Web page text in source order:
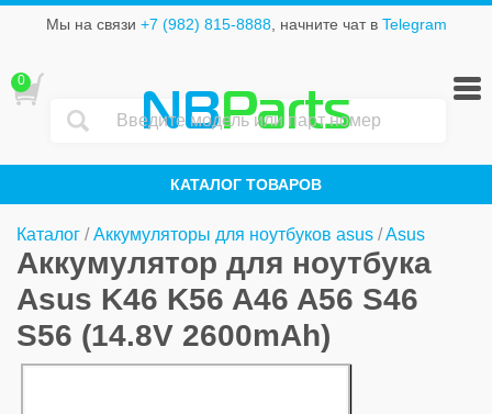
Мы на связи +7 (982) 815-8888, начните чат в Telegram
NBParts
КАТАЛОГ ТОВАРОВ
0
Каталог /Аккумуляторы для ноутбуков asus /Asus
Аккумулятор для ноутбука
Asus K46 K56 A46 A56 S46
S56 (14.8V 2600mAh)